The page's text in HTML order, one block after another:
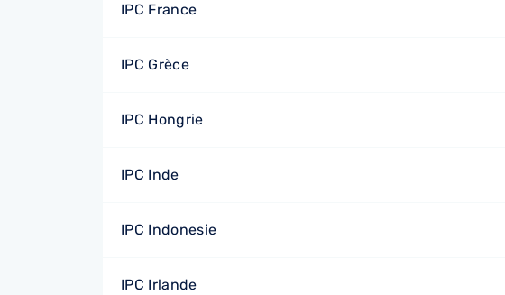
IPC France
IPC Grèce
IPC Hongrie
IPC Inde
IPC Indonesie
IPC Irlande